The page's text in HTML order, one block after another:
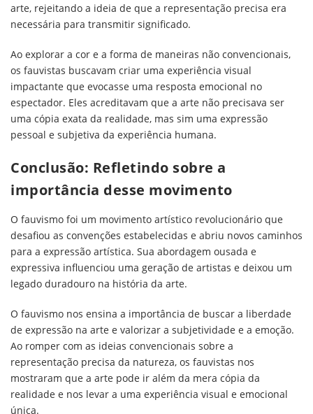
arte, rejeitando a ideia de que a representação precisa era
necessária para transmitir significado.
Ao explorar a cor e a forma de maneiras não convencionais,
os fauvistas buscavam criar uma experiência visual
impactante que evocasse uma resposta emocional no
espectador. Eles acreditavam que a arte não precisava ser
uma cópia exata da realidade, mas sim uma expressão
pessoal e subjetiva da experiência humana.
Conclusão: Refletindo sobre a
importância desse movimento
O fauvismo foi um movimento artístico revolucionário que
desafiou as convenções estabelecidas e abriu novos caminhos
para a expressão artística. Sua abordagem ousada e
expressiva influenciou uma geração de artistas e deixou um
legado duradouro na história da arte.
O fauvismo nos ensina a importância de buscar a liberdade
de expressão na arte e valorizar a subjetividade e a emoção.
Ao romper com as ideias convencionais sobre a
representação precisa da natureza, os fauvistas nos
mostraram que a arte pode ir além da mera cópia da
realidade e nos levar a uma experiência visual e emocional
única.